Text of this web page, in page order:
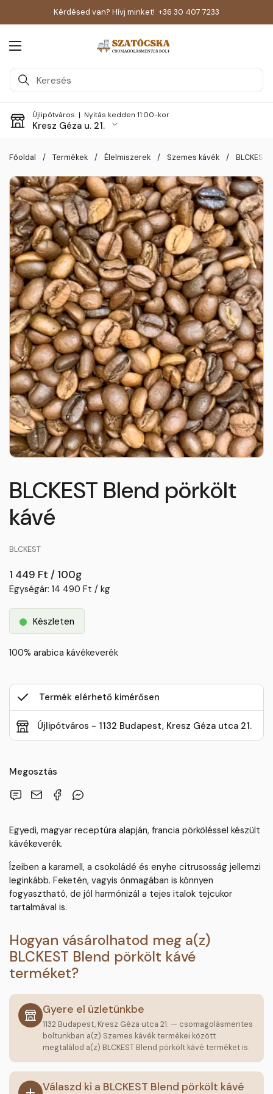
Kérdésed van? Hívj minket! +36 30 407 7233
Menü megnyitása
Újlipótváros | Nyitás kedden 11:00-kor
Kresz Géza u. 21.
Főoldal / Termékek / Élelmiszerek / Szemes kávék /
BLCKEST Blend pörkölt
kávé
BLCKEST
1 449 Ft / 100g
Egységár: 14 490 Ft / kg
Készleten
100% arabica kávékeverék
Termék elérhető kimérősen
Újlipótváros - 1132 Budapest, Kresz Géza utca 21.
Megosztás
Egyedi, magyar receptúra alapján, francia pörköléssel készült
kávékeverék.
Ízeiben a karamell, a csokoládé és enyhe citrusosság jellemzi
leginkább. Feketén, vagyis önmagában is könnyen
fogyasztható, de jól harmónizál a tejes italok tejcukor
tartalmával is.
Hogyan vásárolhatod meg a(z)
BLCKEST Blend pörkölt kávé
terméket?
Gyere el üzletünkbe
1132 Budapest, Kresz Géza utca 21. — csomagolásmentes
boltunkban a(z) Szemes kávék termékei között
megtalálod a(z) BLCKEST Blend pörkölt kávé terméket is.
Válaszd ki a BLCKEST Blend pörkölt kávé